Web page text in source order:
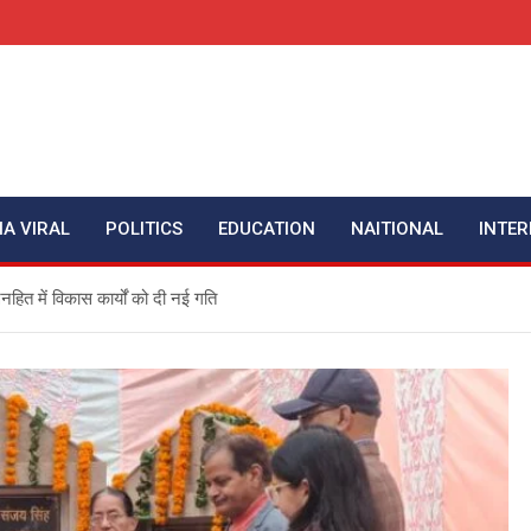
VIRAL POLITICS EDUCATION NAITIONAL
में विकास कार्यों को दी नई गति